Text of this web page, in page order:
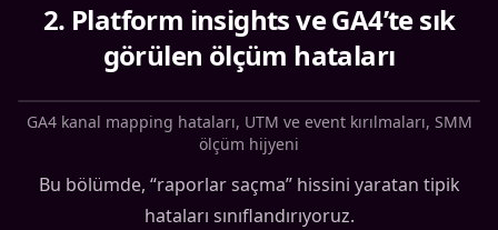
2. Platform insights ve GA4’te sık
görülen ölçüm hataları
GA4 kanal mapping hataları, UTM ve event kırılmaları, SMM
ölçüm hijyeni
Bu bölümde, “raporlar saçma” hissini yaratan tipik
hataları sınıflandırıyoruz.